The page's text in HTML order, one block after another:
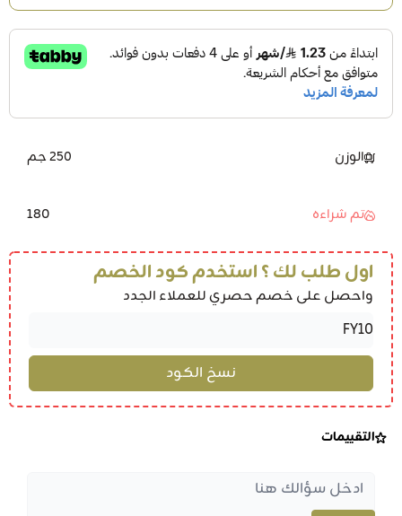
الوزن 250 جم
تم شراءه 180
اول طلب لك ؟ استخدم كود الخصم
واحصل على خصم حصري للعملاء الجدد
التقييمات